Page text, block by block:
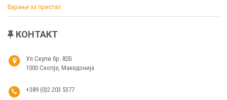
Барање за пристап
КОНТАКТ
Ул.Скупи бр. 82Б
1000 Скопје, Македонија
+389 (0)2 203 5377